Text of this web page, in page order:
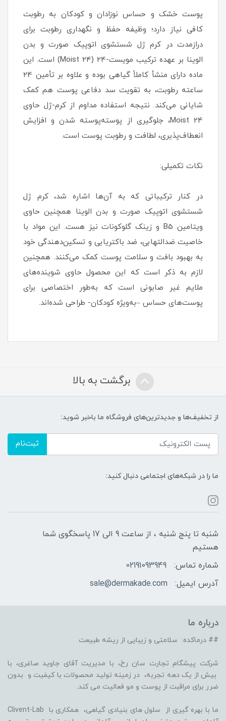
پوست خشک و حساس نوزادان و کودکان به رطوبت
کافی نیاز دارد؛ وظیفه حفظ و نگهداری رطوبت برای
درازمدت در کرم ژل شستشوی اتوپیک صورت و بدن
الوینا بر عهده ترکیب مویست-24 (Moist 24) است. این
ماده دارای منشأ کاملاً گیاهی بوده و علاوه بر تأمین 24
ساعته رطوبت، به تقویت سد دفاعی پوست هم کمک
شایانی می‌کند. نتیجه استفاده مداوم از کرم-ژل حاوی
Moist 24، جلوگیری از پوسته‌پوسته شدن و افزایش
انعطاف‌پذیری، لطافت و رطوبت پوست است.
نکات تکمیلی:
در کنار ترکیباتی که به آن‌ها اشاره شد، کرم ژل
شستشوی اتوپیک صورت و بدن الوینا همچنین حاوی
ویتامین B5 و زینک گلوکونات نیز هست. این مواد با
خاصیت ضدالتهابی، ضد باکتریایی و تسکین‌دهندگی خود
به بهبود بافت و سلامت پوست کمک می‌کنند. همچنین
لازم به ذکر است که این محصول حاوی شوینده‌های
ملایم غیر صابونی است که به‌طور اختصاصی برای
پوست‌های حساس –به‌ویژه کودکان- طراحی شده‌اند.
برگشت به بالا
از تخفیف‌ها و جدیدترین‌های فروشگاه ما باخبر شوید:
ثبت‌نام
ما را در شبکه‌های اجتماعی دنبال کنید:
شنبه تا پنج شنبه ، از ساعت 9 الی 17 پاسخگوی شما
هستیم
شماره تماس:
02191093949
آدرس ایمیل:
sale@dermakade.com
درباره ما
## درماکده: سلامتی و زیبایی از ریشه طبیعت
شرکت پیشگام تجارت سان رخ، با مدیریت آقای جاوید صاغری، با
بیش از یک دهه تجربه، در زمینه تولید محصولات با کیفیت و بدون
ضرر برای مراقبت از پوست و مو فعالیت می کند.
ما با بهره گیری از سلول های بنیادی گیاهی، همکاری با Clivent-Lab